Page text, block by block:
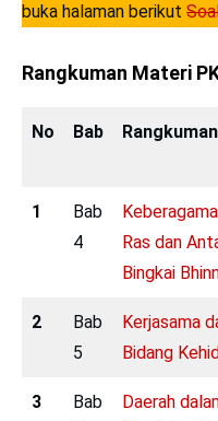
buka halaman berikut
Rangkuman Materi
No Bab
1
Bab
4
Ras dan
Bingkai
2
Bab
5
Kerjasama
Bidang
3
Bab
Daerah